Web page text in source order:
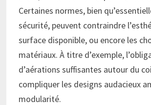
Certaines normes, bien
sécurité, peuvent contraindre
surface disponible, ou encore les
matériaux. À titre d’exemple,
d’aérations suffisantes autour du
compliquer les designs audacieux
modularité.